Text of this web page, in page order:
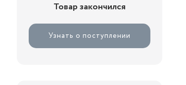
Товар закончился
Узнать о поступлении